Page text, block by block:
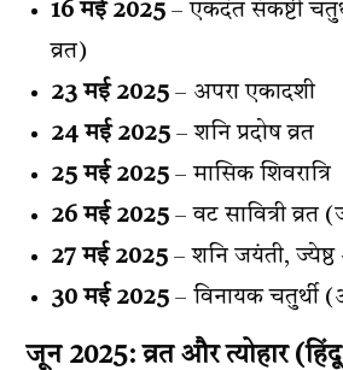
16 मई 2025 – एकदंत संकष्टी
व्रत)
23 मई 2025 – अपरा एकादशी
24 मई 2025 – शनि प्रदोष व्रत
25 मई 2025 – मासिक शिवरात्रि
26 मई 2025 – वट सावित्री व्रत
27 मई 2025 – शनि जयंती, ज्येष्ठ
30 मई 2025 – विनायक चतुर्थी
जून 2025: व्रत और त्योहार (